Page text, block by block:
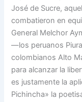
José de Sucre,
combatieron en
General Melchor
—los peruanos
colombianos Alto
para alcanzar la
es justamente la
Pichincha» la